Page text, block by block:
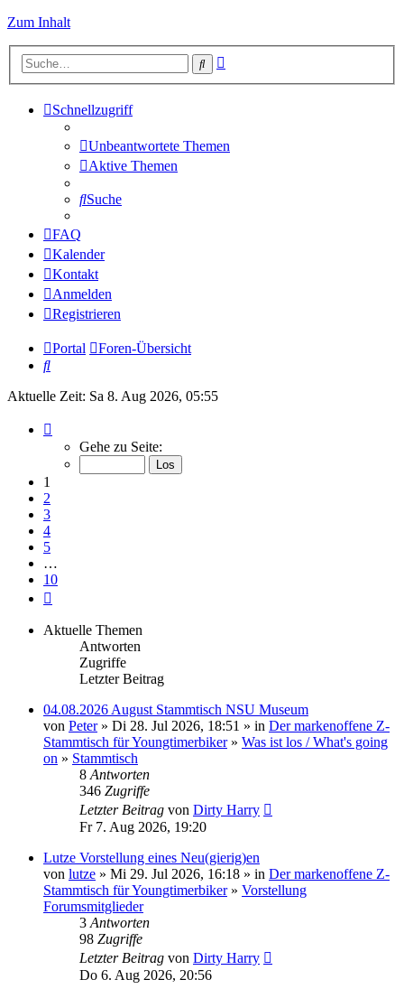
Zum Inhalt
Suche
Schnellzugriff
Unbeantwortete Themen
Aktive Themen
Suche
FAQ
Kalender
Kontakt
Anmelden
Registrieren
Portal
Foren-Übersicht
Suche
Aktuelle Zeit: Sa 8. Aug 2026, 05:55
von
Gehe zu Seite:
1
2
3
4
5
…
10
Aktuelle Themen
Antworten
Zugriffe
Letzter Beitrag
04.08.2026 August Stammtisch NSU Museum
von Peter» Di 28. Jul 2026, 18:51 » in Der markenoffene Z-
Stammtisch für Youngtimerbiker» Was ist los / What's going
on » Stammtisch
8 Antworten
346 Zugriffe
Letzter Beitrag von Dirty Harry
Fr 7. Aug 2026, 19:20
Lutze Vorstellung eines Neu(gierig)en
von lutze » Mi 29. Jul 2026, 16:18 » in Der markenoffene Z-
Stammtisch für Youngtimerbiker» Vorstellung
Forumsmitglieder
3 Antworten
98 Zugriffe
Letzter Beitrag von Dirty Harry
Do 6. Aug 2026, 20:56